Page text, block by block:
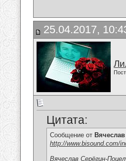
25.04.2017,
Цитата:
Сообщение от
http://www.bisound.com/
Вячеслав Серёгин-